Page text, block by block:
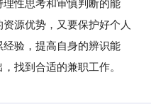
性思考和审慎判断的能
源优势，又要保护好个人
验，提高自身的辨识能
找到合适的兼职工作。